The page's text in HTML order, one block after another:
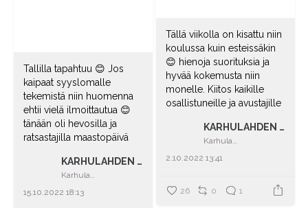
Tallilla tapahtuu 😊 Jos
kaipaat syyslomalle
tekemistä niin huomenna
ehtii vielä ilmoittautua 😊
tänään oli hevosilla ja
ratsastajilla maastopäivä
KARHULAHDEN TILA
Karhulahden tila
15.10.2022 18:13
Tällä viikolla on kisattu niin
koulussa kuin esteissäkin
😊 hienoja suorituksia ja
hyvää kokemusta niin
monelle. Kiitos kaikille
osallistuneille ja avustajille
KARHULAHDEN TILA
Karhulahden tila
2.10.2022 13:41
26 0 1